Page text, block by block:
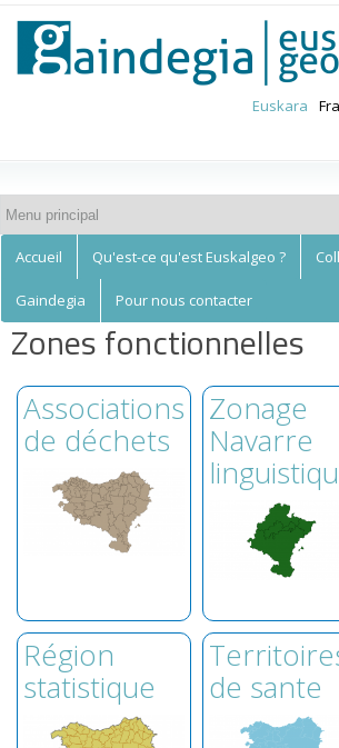
contenu
principal
Euskalgeo
Euskara
Accueil Qu'est-ce qu'est Euskalgeo ?
Gaindegia Pour nous contacter
Zones fonctionnelles
Associations
de déchets
Zonage
Navarre
Région
statistique
de sante